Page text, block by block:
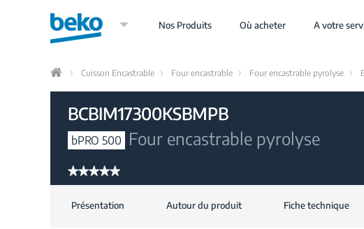
Nos Produits Où acheter A votre
Home
Cuisson Encastrable Four encastrable Four encastrable pyrolyse
BCBIM17300KSBMPB
bPRO 500 Four encastrable pyrolyse
★★★★★
★★★★★
de
Présentation Autour du produit Fiche technique